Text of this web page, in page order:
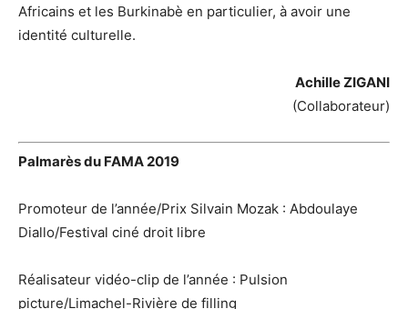
Africains et les Burkinabè en particulier, à avoir une
identité culturelle.
Achille ZIGANI
(Collaborateur)
Palmarès du FAMA 2019
Promoteur de l’année/Prix Silvain Mozak : Abdoulaye
Diallo/Festival ciné droit libre
Réalisateur vidéo-clip de l’année : Pulsion
picture/Limachel-Rivière de filling